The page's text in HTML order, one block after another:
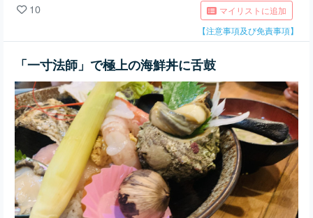
10
マイリストに追加
【注意事項及び免責事項】
「一寸法師」で極上の海鮮丼に舌鼓